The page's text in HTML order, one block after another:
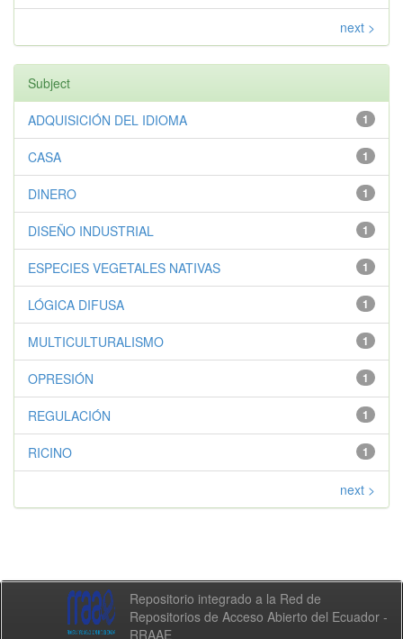
next >
Subject
1
ADQUISICIÓN DEL IDIOMA
1
CASA
1
DINERO
1
DISEÑO INDUSTRIAL
1
ESPECIES VEGETALES NATIVAS
1
LÓGICA DIFUSA
1
MULTICULTURALISMO
1
OPRESIÓN
1
REGULACIÓN
1
RICINO
next >
Repositorio integrado a la Red de
Repositorios de Acceso Abierto del Ecuador -
RRAAE